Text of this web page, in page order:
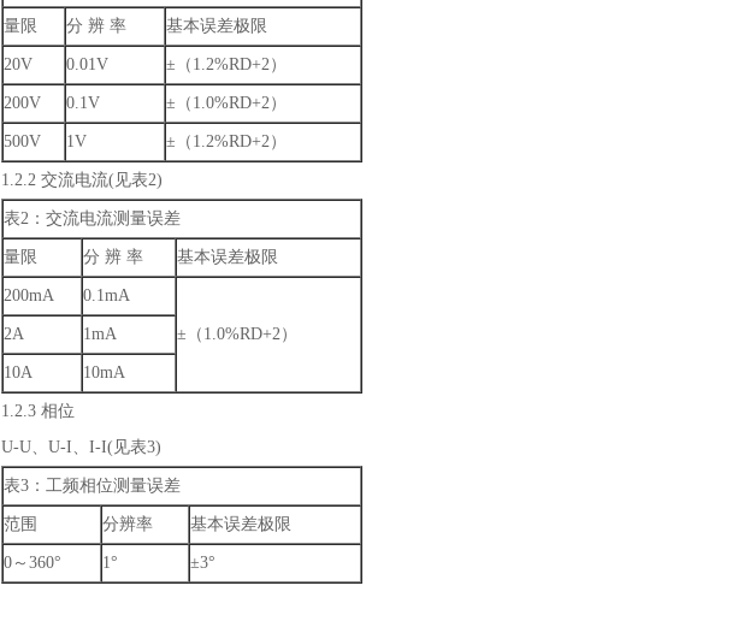
量限 分 辨 率 基本误差极限
20V 0.01V ±（1.2%RD+2）
200V 0.1V ±（1.0%RD+2）
500V 1V ±（1.2%RD+2）
1.2.2 交流电流(见表2)
表2：交流电流测量误差
量限 分 辨 率 基本误差极限
200mA 0.1mA
±（1.0%RD+2）
2A 1mA
10A 10mA
1.2.3 相位
U-U、U-I、I-I(见表3)
表3：工频相位测量误差
范围 分辨率 基本误差极限
0～360° 1° ±3°